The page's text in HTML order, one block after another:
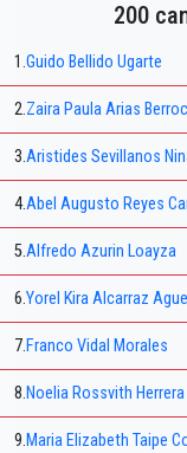
200
1.Guido Bellido Ugarte
2.Zaira Paula Arias
3.Aristides Sevillanos
4.Abel Augusto Reyes
5.Alfredo Azurin Loayza
6.Yorel Kira Alcarraz
7.Franco Vidal Morales
8.Noelia Rossvith
9.Maria Elizabeth Taipe